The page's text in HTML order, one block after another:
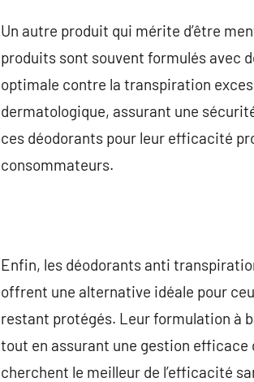
Un autre produit qui mérite d’être
produits sont souvent formulés avec
optimale contre la transpiration
dermatologique, assurant une
ces déodorants pour leur efficacité
consommateurs.
Enfin, les déodorants anti
offrent une alternative idéale pour
restant protégés. Leur formulation à
tout en assurant une gestion efficace
cherchent le meilleur de l’efficacité